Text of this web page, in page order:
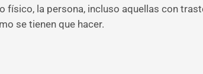
físico, la persona, incluso aquellas con
se tienen que hacer.